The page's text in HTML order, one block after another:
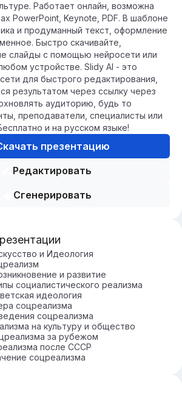
Работает онлайн, возможна
PowerPoint, Keynote, PDF. В шаблоне
и продуманный текст, оформление
Быстро скачивайте,
слайды с помощью нейросети или
устройстве. Slidy AI - это
для быстрого редактирования,
результатом через ссылку через
аудиторию, будь то
преподаватели, специалисты или
и на русском языке!
презентацию
Редактировать
Сгенерировать
и Идеология
и развитие
социалистического реализма
идеология
соцреализма
соцреализма
на культуру и общество
за рубежом
после СССР
соцреализма